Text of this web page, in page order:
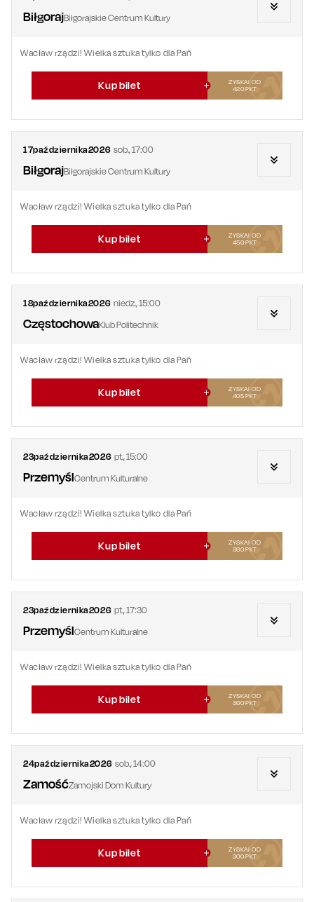
BiłgorajBiłgorajskie Centrum Kultury
Wacław rządzi! Wielka sztuka tylko dla Pań
Kup bilet
ZYSKAJ OD
420PKT
17października2026 sob.,17:00
BiłgorajBiłgorajskie Centrum Kultury
Wacław rządzi! Wielka sztuka tylko dla Pań
Kup bilet
ZYSKAJ OD
450PKT
18października2026 niedz.,15:00
CzęstochowaKlub Politechnik
Wacław rządzi! Wielka sztuka tylko dla Pań
Kup bilet
ZYSKAJ OD
405PKT
23października2026 pt.,15:00
PrzemyślCentrum Kulturalne
Wacław rządzi! Wielka sztuka tylko dla Pań
Kup bilet
ZYSKAJ OD
360PKT
23października2026 pt.,17:30
PrzemyślCentrum Kulturalne
Wacław rządzi! Wielka sztuka tylko dla Pań
Kup bilet
ZYSKAJ OD
360PKT
24października2026 sob.,14:00
ZamośćZamojski Dom Kultury
Wacław rządzi! Wielka sztuka tylko dla Pań
Kup bilet
ZYSKAJ OD
300PKT